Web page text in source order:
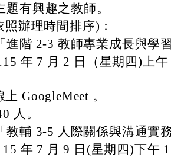
題有興趣之教師。
辦理時間排序)：
進階 2-3 教師專業成長與學
年 7 月 2 日（星期四)上午
GoogleMeet 。
人。
教輔 3-5 人際關係與溝通實
年 7 月 9 日(星期四)下午 1